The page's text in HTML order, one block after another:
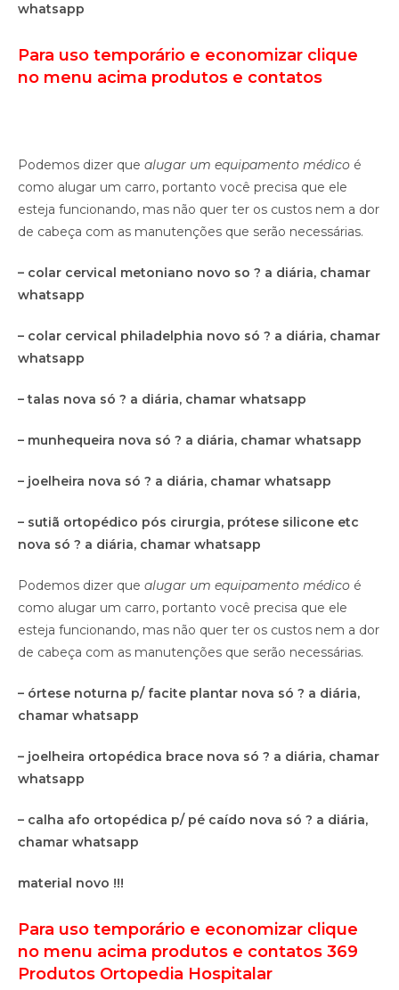
whatsapp
Para uso temporário e economizar clique
no menu acima produtos e contatos
Podemos dizer que alugar um equipamento médico é
como alugar um carro, portanto você precisa que ele
esteja funcionando, mas não quer ter os custos nem a dor
de cabeça com as manutenções que serão necessárias.
– colar cervical metoniano novo so ? a diária, chamar
whatsapp
– colar cervical philadelphia novo só ? a diária, chamar
whatsapp
– talas nova só ? a diária, chamar whatsapp
– munhequeira nova só ? a diária, chamar whatsapp
– joelheira nova só ? a diária, chamar whatsapp
– sutiã ortopédico pós cirurgia, prótese silicone etc
nova só ? a diária, chamar whatsapp
Podemos dizer que alugar um equipamento médico é
como alugar um carro, portanto você precisa que ele
esteja funcionando, mas não quer ter os custos nem a dor
de cabeça com as manutenções que serão necessárias.
– órtese noturna p/ facite plantar nova só ? a diária,
chamar whatsapp
– joelheira ortopédica brace nova só ? a diária, chamar
whatsapp
– calha afo ortopédica p/ pé caído nova só ? a diária,
chamar whatsapp
material novo !!!
Para uso temporário e economizar clique
no menu acima produtos e contatos 369
Produtos Ortopedia Hospitalar